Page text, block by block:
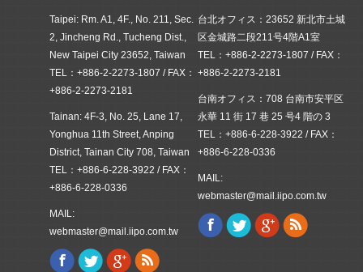
台北オフィス：23652 新北市土城
区金城路二段211号4階A1室
TEL：+886-2-2273-1807 / FAX：
+886-2-2273-2181
台南オフィス：708 台南市安平区
永華 11 街 17 巷 25 号4 階の 3
TEL：+886-6-228-3922 / FAX：
+886-6-228-0336
MAIL:
webmaster@mail.iipo.com.tw
Find us on:
Facebook
TwitterGoogle+
Rss
Taipei: Rm. A1, 4F., No. 211, Sec.
2, Jincheng Rd., Tucheng Dist.,
New Taipei City 23652, Taiwan
TEL：+886-2-2273-1807 / FAX：
+886-2-2273-2181
Tainan: 4F-3, No. 25, Lane 17,
Yonghua 11th Street, Anping
District, Tainan City 708, Taiwan
TEL：+886-6-228-3922 / FAX：
+886-6-228-0336
MAIL:
webmaster@mail.iipo.com.tw
Find us on:
Facebook
TwitterGoogle+
Rss